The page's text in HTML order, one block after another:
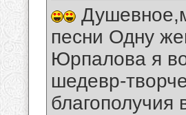
песни Одну
Юрпалова я
шедевр-